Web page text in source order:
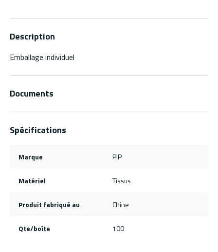
Description
Emballage individuel
Documents
Spécifications
Marque PIP
Matériel Tissus
Produit fabriqué au Chine
Qte/boîte 100